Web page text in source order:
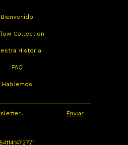
Bienvenido
Collection
Historia
FAQ
Hablemos
541141472771